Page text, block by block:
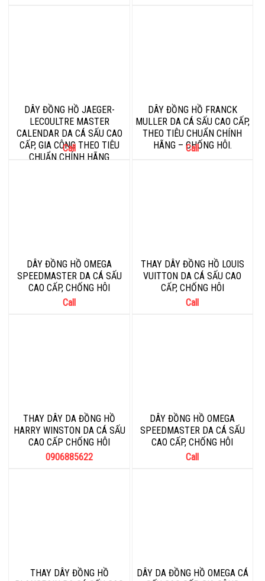
DÂY ĐỒNG HỒ JAEGER-
LECOULTRE MASTER
CALENDAR DA CÁ SẤU CAO
CẤP, GIA CÔNG THEO TIÊU
CHUẨN CHÍNH HÃNG
Call
DÂY ĐỒNG HỒ FRANCK
MULLER DA CÁ SẤU CAO CẤP,
THEO TIÊU CHUẨN CHÍNH
HÃNG – CHỐNG HÔI.
Call
DÂY ĐỒNG HỒ OMEGA
SPEEDMASTER DA CÁ SẤU
CAO CẤP, CHỐNG HÔI
Call
THAY DÂY ĐỒNG HỒ LOUIS
VUITTON DA CÁ SẤU CAO
CẤP, CHỐNG HÔI
Call
THAY DÂY DA ĐỒNG HỒ
HARRY WINSTON DA CÁ SẤU
CAO CẤP CHỐNG HÔI
0906885622
DÂY ĐỒNG HỒ OMEGA
SPEEDMASTER DA CÁ SẤU
CAO CẤP, CHỐNG HÔI
Call
THAY DÂY ĐỒNG HỒ
DÂY DA ĐỒNG HỒ OMEGA CÁ